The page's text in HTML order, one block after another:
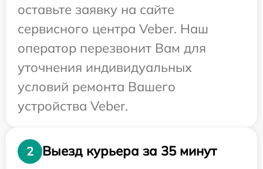
оставьте заявку на сайте
сервисного центра Veber. Наш
оператор перезвонит Вам для
уточнения индивидуальных
условий ремонта Вашего
устройства Veber.
2 Выезд курьера за 35 минут